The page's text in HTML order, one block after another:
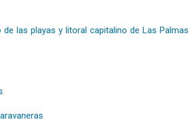
las playas y litoral capitalino de Las